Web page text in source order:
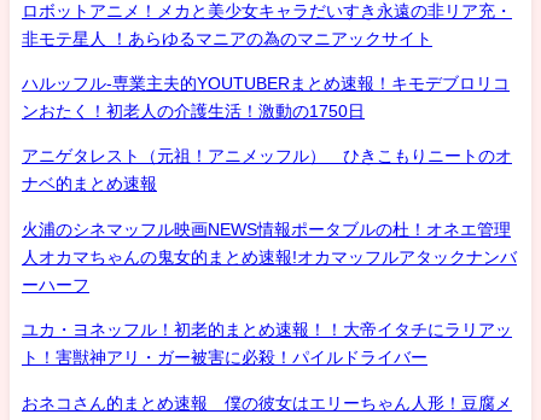
ロボットアニメ！メカと美少女キャラだいすき永遠の非リア充・
非モテ星人 ！あらゆるマニアの為のマニアックサイト
ハルッフル-専業主夫的YOUTUBERまとめ速報！キモデブロリコ
ンおたく！初老人の介護生活！激動の1750日
アニゲタレスト（元祖！アニメッフル） ひきこもりニートのオ
ナベ的まとめ速報
火浦のシネマッフル映画NEWS情報ポータブルの杜！オネエ管理
人オカマちゃんの鬼女的まとめ速報!オカマッフルアタックナンバ
ーハーフ
ユカ・ヨネッフル！初老的まとめ速報！！大帝イタチにラリアッ
ト！害獣神アリ・ガー被害に必殺！パイルドライバー
おネコさん的まとめ速報 僕の彼女はエリーちゃん人形！豆腐メ